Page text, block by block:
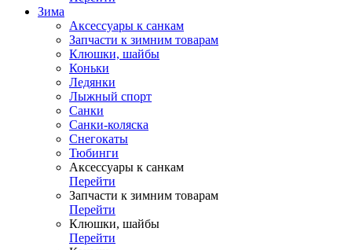
Зима
Аксессуары к санкам
Запчасти к зимним товарам
Клюшки, шайбы
Коньки
Ледянки
Лыжный спорт
Санки
Санки-коляска
Снегокаты
Тюбинги
Аксессуары к санкам
Перейти
Запчасти к зимним товарам
Перейти
Клюшки, шайбы
Перейти